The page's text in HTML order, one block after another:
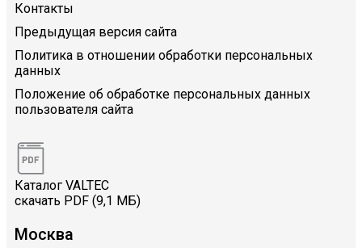
Контакты
Предыдущая версия сайта
Политика в отношении обработки персональных
данных
Положение об обработке персональных данных
пользователя сайта
Каталог VALTEC
скачать PDF (9,1 МБ)
Москва